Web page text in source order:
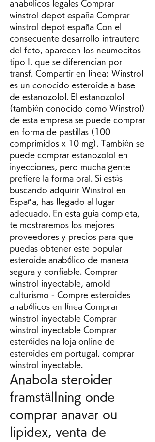
anabólicos legales Comprar
winstrol depot españa Comprar
winstrol depot españa Con el
consecuente desarrollo intrautero
del feto, aparecen los neumocitos
tipo I, que se diferencian por
transf. Compartir en línea: Winstrol
es un conocido esteroide a base
de estanozolol. El estanozolol
(también conocido como Winstrol)
de esta empresa se puede comprar
en forma de pastillas (100
comprimidos x 10 mg). También se
puede comprar estanozolol en
inyecciones, pero mucha gente
prefiere la forma oral. Si estás
buscando adquirir Winstrol en
España, has llegado al lugar
adecuado. En esta guía completa,
te mostraremos los mejores
proveedores y precios para que
puedas obtener este popular
esteroide anabólico de manera
segura y confiable. Comprar
winstrol inyectable, arnold
culturismo - Compre esteroides
anabólicos en línea Comprar
winstrol inyectable Comprar
winstrol inyectable Comprar
esteróides na loja online de
esteróides em portugal, comprar
winstrol inyectable.
Anabola steroider
framställning onde
comprar anavar ou
lipidex, venta de